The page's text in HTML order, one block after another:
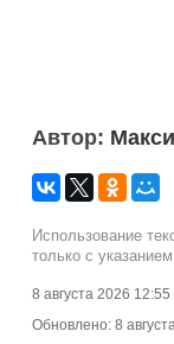
Автор:
Использование
только с указанием
8 августа 2026 12:55
Обновлено: 8